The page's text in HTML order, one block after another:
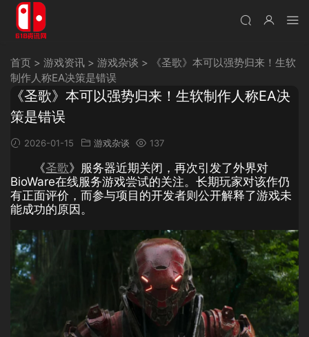
首页 > 游戏资讯 > 游戏杂谈 >
《圣歌》本可以强势归来！生软
制作人称EA决策是错误
《圣歌》本可以强势归来！生软制作人称EA决
策是错误
2026-01-15 游戏杂谈 137
《圣歌》服务器近期关闭，再次引发了外界对
BioWare在线服务游戏尝试的关注。长期玩家对该作仍
有正面评价，而参与项目的开发者则公开解释了游戏未
能成功的原因。